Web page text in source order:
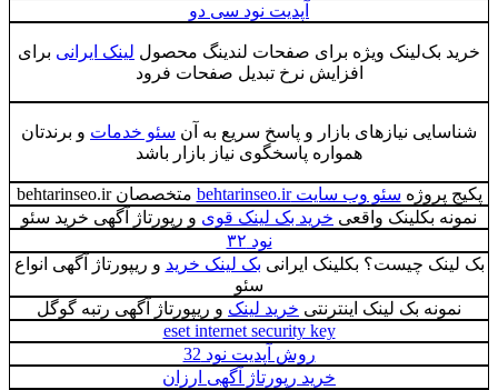
آپدیت نود سی دو
بک‌لینک ویژه برای صفحات لندینگ محصوللینک ایرانی برای
افزایش نرخ تبدیل صفحات فرود
نیازهای بازار و پاسخ سریع به آن سئو خدماتو برندتان
همواره پاسخگوی نیاز بازار باشد
پروژهسئو وب سایت behtarinseo.ir
متخصصان behtarinseo.ir
بکلینک واقعیخرید بک لینک قویو رپورتاژ آگهی خرید سئو
چیست؟ بکلینک ایرانی بک لینک خریدو ریپورتاژ آگهی انواع
بک لینک اینترنتیخرید لینکو ریپورتاژ آگهی رتبه گوگل
eset internet security key
روش آپدیت نود 32
خرید رپورتاژ آگهی ارزان